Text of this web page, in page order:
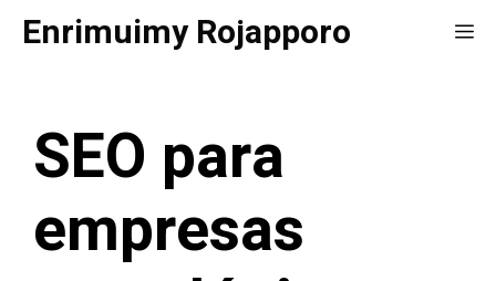
SaltarEnrimuimy Rojapporo
SEO para
empresas